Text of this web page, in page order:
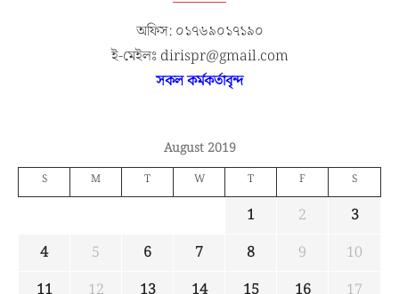
অফিস: ০১৭৬৯০১৭১৯০
ই-মেইলঃ dirispr@gmail.com
সকল কর্মকর্তাবৃন্দ
August 2019
S M T W T F S
1 2
3
4
5 6 7 8 9
10